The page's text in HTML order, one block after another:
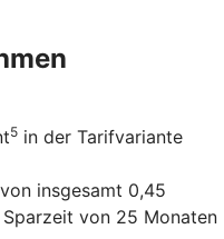
5 in der Tarifvariante
insgesamt 0,45
von 25 Monaten